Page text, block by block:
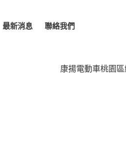
最新消息 聯絡我們
康揚電動車桃園區